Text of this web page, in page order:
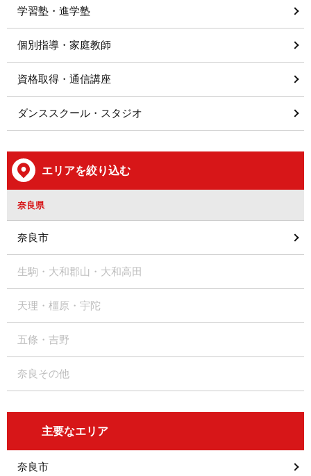
学習塾・進学塾
個別指導・家庭教師
資格取得・通信講座
ダンススクール・スタジオ
エリアを絞り込む
奈良県
奈良市
生駒・大和郡山・大和高田
天理・橿原・宇陀
五條・吉野
奈良その他
主要なエリア
奈良市